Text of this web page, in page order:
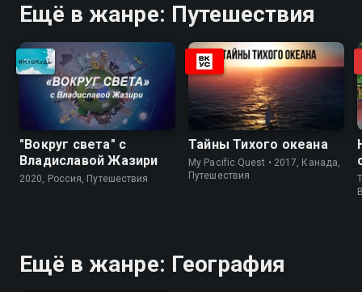
Ещё в жанре: Путешествия
"Вокруг света" с
Владиславой Жазири
2020, Россия, Путешествия
Тайны Тихого океана
My Pacific Quest • 2017, Канада,
Путешествия
Ещё в жанре: География